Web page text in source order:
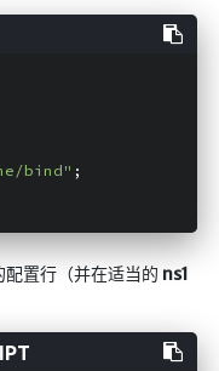
bind" ;
置行（并在适当的 ns1